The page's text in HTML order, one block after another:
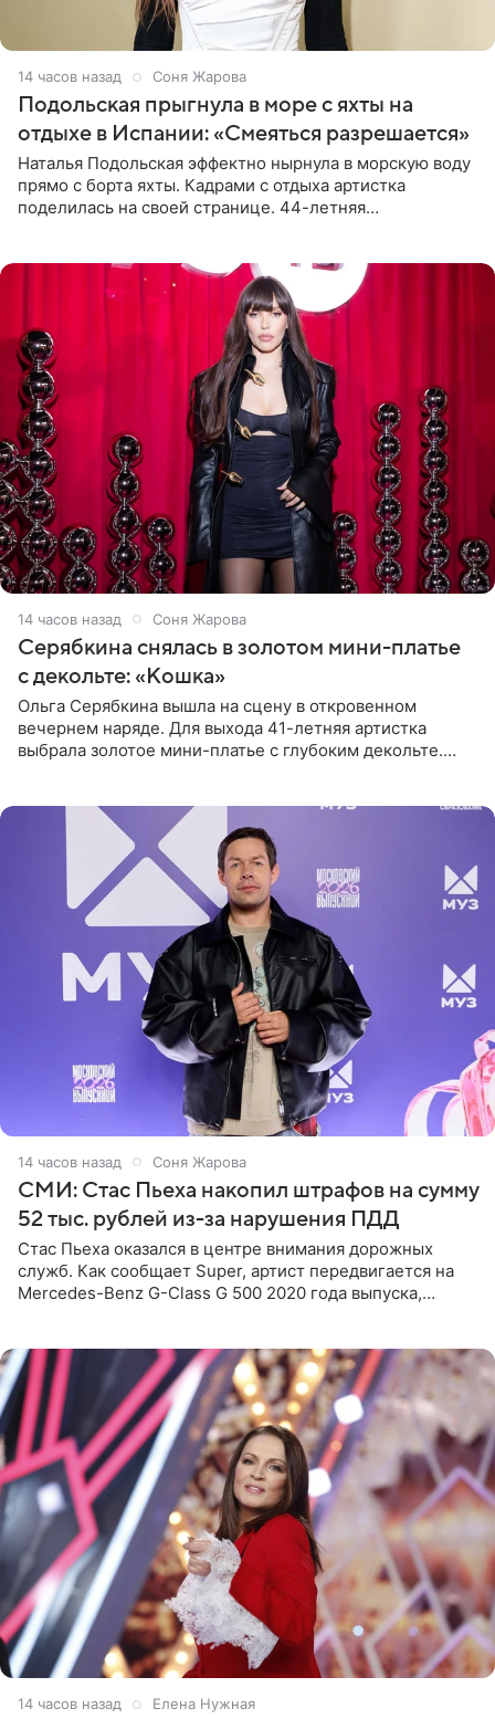
14 часов назад Соня Жарова
Подольская прыгнула в море с яхты на
отдыхе в Испании: «Смеяться разрешается»
Наталья Подольская эффектно нырнула в морскую воду
прямо с борта яхты. Кадрами с отдыха артистка
поделилась на своей странице. 44-летняя
14 часов назад Соня Жарова
Серябкина снялась в золотом мини-платье
с декольте: «Кошка»
Ольга Серябкина вышла на сцену в откровенном
вечернем наряде. Для выхода 41-летняя артистка
выбрала золотое мини-платье с глубоким декольте.
14 часов назад Соня Жарова
СМИ: Стас Пьеха накопил штрафов на сумму
52 тыс. рублей из-за нарушения ПДД
Стас Пьеха оказался в центре внимания дорожных
служб. Как сообщает Super, артист передвигается на
Mercedes-Benz G-Class G 500 2020 года выпуска,
14 часов назад Елена Нужная